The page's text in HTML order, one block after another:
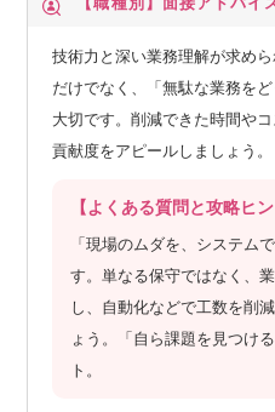
する手法）が登場し、
生成AIの技術に大きなブレイク
加えてアウトカム達成のため
ユーザーリサーチなど、専門
それが生成AIとディープリサ
把握しきれなかったビジネス
ことが可能になりました。
私たちはAIを千載一遇のチャ
に引き出すことが重要だと考え
技術力と深い業務理解が求め
だけでなく、「無駄な業務を
大切です。削減できた時間や
貢献度をアピールしましょう。
【よくある質問と攻略ヒン
「現場のムダを、システム
す。単なる保守ではなく、
し、自動化などで工数を削
ょう。「自ら課題を見つけ
ト。